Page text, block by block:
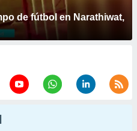
de fútbol en Narathiwat,